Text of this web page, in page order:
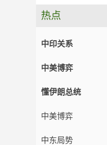
热点
中印关系
中美博弈
懂伊朗总统
中美博弈
中东局势